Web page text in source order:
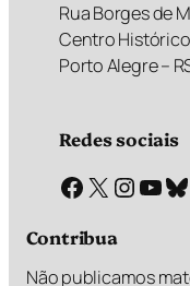
Rua Borges de
Centro
Porto Alegre –
Redes sociais
Facebook X Instagram Youtube Bluesky
Contribua
Não publicamos